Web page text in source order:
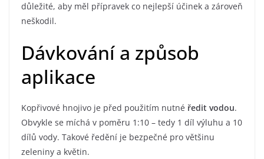
důležité, aby měl přípravek co nejlepší účinek a zároveň
neškodil.
Dávkování a způsob
aplikace
Kopřivové hnojivo je před použitím nutné ředit vodou.
Obvykle se míchá v poměru 1:10 – tedy 1 díl výluhu a 10
dílů vody. Takové ředění je bezpečné pro většinu
zeleniny a květin.